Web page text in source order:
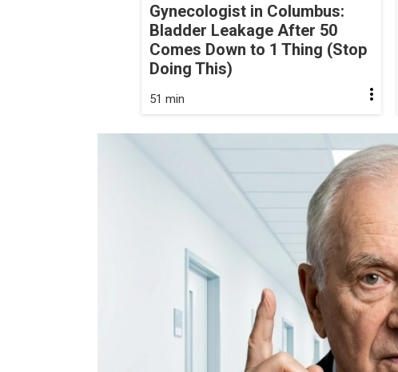
Gynecologist in Columbus:
Bladder Leakage After 50
Comes Down to 1 Thing (Stop
Doing This)
51 min